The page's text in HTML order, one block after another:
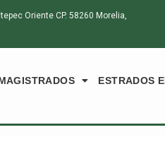
Oriente CP. 58260 Morelia,
ESTRADOS